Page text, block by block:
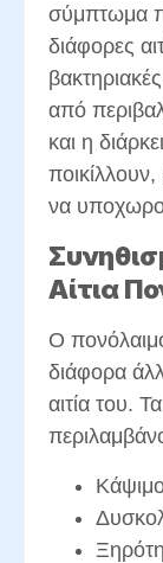
σύμπτωμα
διάφορες
από
και η
να
Αίτια
Ο
διάφορα
αιτία του.